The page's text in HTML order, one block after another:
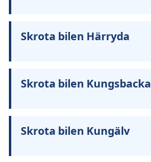
Skrota bilen Härryda
Skrota bilen Kungsbacka
Skrota bilen Kungälv